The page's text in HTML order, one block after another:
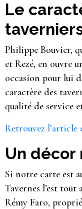
Le
Philippe Bouvier,
et Rezé, en ouvre
occasion pour lui
caractère des
qualité de service
Retrouvez
Un
Si notre carte est
Tavernes l’est tout
Rémy Faro,